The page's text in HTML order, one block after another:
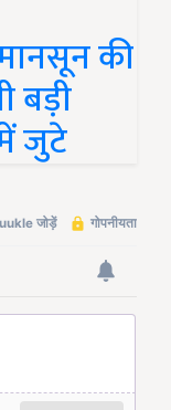
की
बड़ी
जुटे